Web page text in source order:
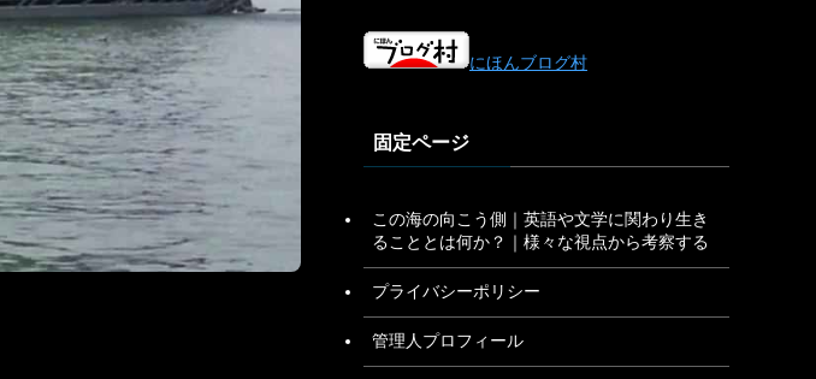
にほんブログ村
固定ページ
この海の向こう側｜英語や文学に関わり生き
ることとは何か？｜様々な視点から考察する
プライバシーポリシー
管理人プロフィール